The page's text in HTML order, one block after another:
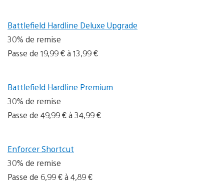
Battlefield Hardline Deluxe Upgrade
30% de remise
Passe de 19,99 € à 13,99 €
Battlefield Hardline Premium
30% de remise
Passe de 49,99 € à 34,99 €
Enforcer Shortcut
30% de remise
Passe de 6,99 € à 4,89 €